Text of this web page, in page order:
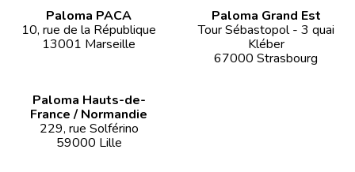
Paloma PACA
10, rue de la République
13001 Marseille
Paloma Grand Est
Tour Sébastopol - 3 quai
Kléber
67000 Strasbourg
Paloma Hauts-de-
France / Normandie
229, rue Solférino
59000 Lille